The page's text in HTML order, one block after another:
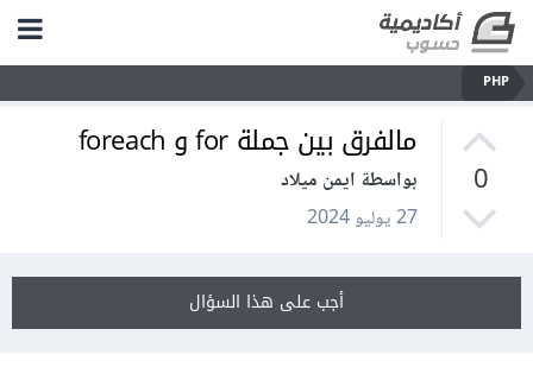
PHP
0
مالفرق بين جملة for و foreach
بواسطة ايمن ميلاد
27 يوليو 2024
أجب على هذا السؤال